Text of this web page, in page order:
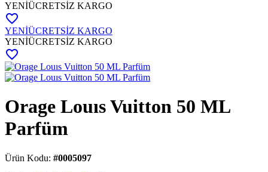
YENİÜCRETSİZ KARGO
favorite_border
YENİÜCRETSİZ KARGO
YENİÜCRETSİZ KARGO
favorite_border
Orage Louıs Vuitton 50 ML
Parfüm
Ürün Kodu: #0005097